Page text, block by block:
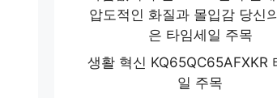
압도적인 화질과 몰입감 당신
은 타임세일 주목
생활 혁신 KQ65QC65AFXKR
일 주목